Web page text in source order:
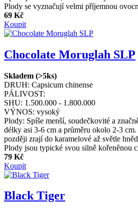
Plody se vyznačují velmi příjemnou
69 Kč
Koupit
Chocolate Moruglah SLP
Skladem (>5ks)
DRUH: Capsicum chinense
PÁLIVOST:
SHU: 1.500.000 - 1.800.000
VÝNOS: vysoký
Plody: Spíše menší, soudečkovité a
délky asi 3-6 cm a průměru okolo 2-3
později zrají do karamelové až světle
Plody jsou typické svou silně kořeněnou
79 Kč
Koupit
Black Tiger